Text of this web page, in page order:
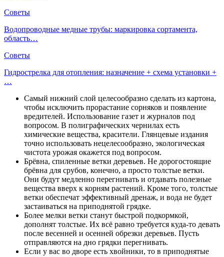
Советы
Водопроводные медные трубы: маркировка сортамента,
область…
Советы
Гидрострелка для отопления: назначение + схема установки +
…
Самый нижний слой целесообразно сделать из картона,
чтобы исключить прорастание сорняков и появление
вредителей. Использование газет и журналов под
вопросом. В полиграфических чернилах есть
химические вещества, красители. Глянцевые издания
точно использовать нецелесообразно, экологическая
чистота урожая окажется под вопросом.
Брёвна, спиленные ветки деревьев. Не дорогостоящие
брёвна для срубов, конечно, а просто толстые ветки.
Они будут медленно перегнивать и отдавать полезные
вещества вверх к корням растений. Кроме того, толстые
ветки обеспечат эффективный дренаж, и вода не будет
застаиваться на приподнятой грядке.
Более мелки ветки станут быстрой подкормкой,
дополнят толстые. Их всё равно требуется куда-то девать
после весенней и осенней обрезки деревьев. Пусть
отправляются на дно грядки перегнивать.
Если у вас во дворе есть хвойники, то в приподнятые